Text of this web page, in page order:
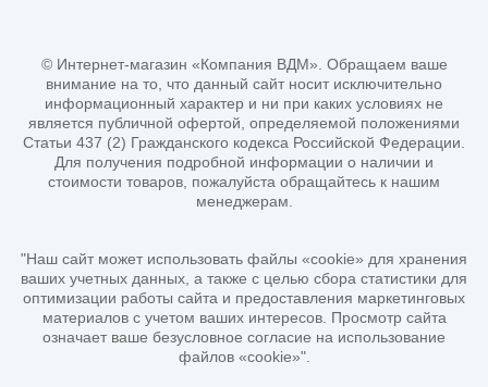
© Интернет-магазин «Компания ВДМ». Обращаем ваше
внимание на то, что данный сайт носит исключительно
информационный характер и ни при каких условиях не
является публичной офертой, определяемой положениями
Статьи 437 (2) Гражданского кодекса Российской Федерации.
Для получения подробной информации о наличии и
стоимости товаров, пожалуйста обращайтесь к нашим
менеджерам.
"Наш сайт может использовать файлы «cookie» для хранения
ваших учетных данных, а также с целью сбора статистики для
оптимизации работы сайта и предоставления маркетинговых
материалов с учетом ваших интересов. Просмотр сайта
означает ваше безусловное согласие на использование
файлов «cookie»".